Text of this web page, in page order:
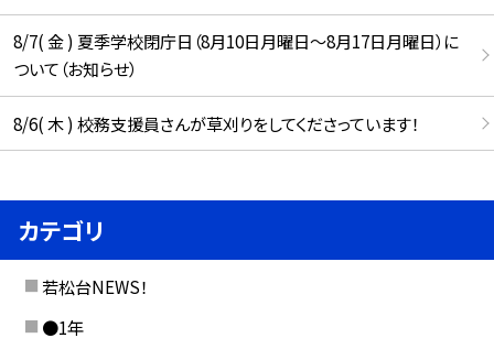
8/7( 金 ) 夏季学校閉庁日（8月10日月曜日～8月17日月曜日）に
ついて（お知らせ）
8/6( 木 ) 校務支援員さんが草刈りをしてくださっています！
カテゴリ
若松台NEWS！
●1年